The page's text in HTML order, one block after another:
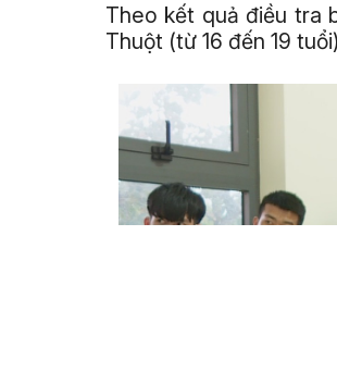
Theo kết quả điều tra
Thuột (từ 16 đến 19